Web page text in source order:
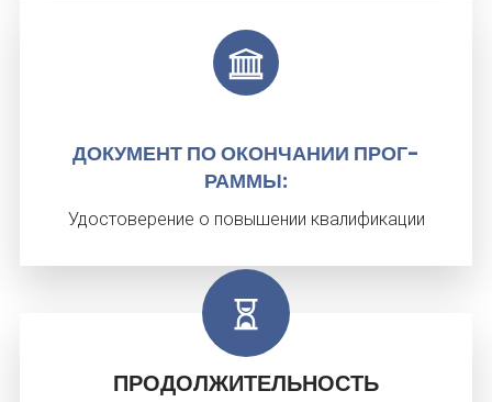
ДО­КУМЕНТ ПО ОКОН­ЧА­НИИ ПРОГ­
РАММЫ:
Удостоверение о повышении квалификации
ПРОДОЛЖИТЕЛЬНОСТЬ